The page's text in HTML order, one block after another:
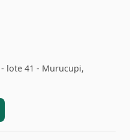
lote 41 - Murucupi,